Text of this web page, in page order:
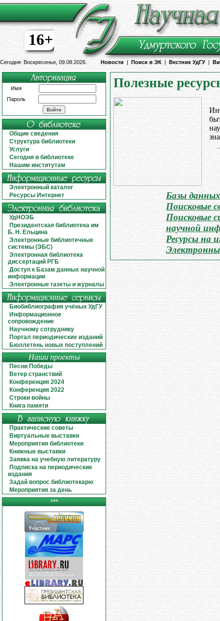
16+
Сегодня: Воскресенье, 09.08.2026. Новости | Поиск в ЭК | Вестник УдГУ |
Имя
Пароль
Общие сведения
Структура библиотеки
Услуги
Сегодня в библиотеке
Нашим институтам
Электронный каталог
Ресурсы Интернет
УдНОЭБ
Президентская библиотека им
Б. Н. Ельцина
Электронные библиотечные
системы (ЭБС)
Электронная библиотека
диссертаций РГБ
Доступ к Базам данных научной
информации
Электронные газеты и журналы
Биобиблиография учёных УдГУ
Информационное
сопровождение
Научному сотруднику
Портал периодических изданий
Бюллетень новых поступлений
Наши проекты
Песни Победы
Ветер странствий
Конференция 2024
Конференция 2022
Строки войны
Книга памяти
Практические советы
Виртуальные выставки
Мероприятия библиотеки
Книжные выставки
Заявка на учебную литературу
Подписка на периодические
издания
Задай вопрос библиотекарю
Мероприятия за день
***
Полезные
Базы
Поисковые
Поисковые
научной
Ресурсы на